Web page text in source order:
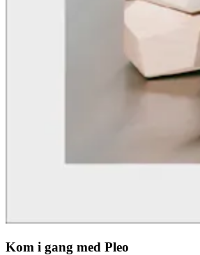
Kom i gang med Pleo